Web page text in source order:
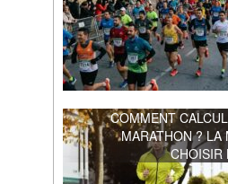
COMMENT
MARATHON ? LA
CHOISIR